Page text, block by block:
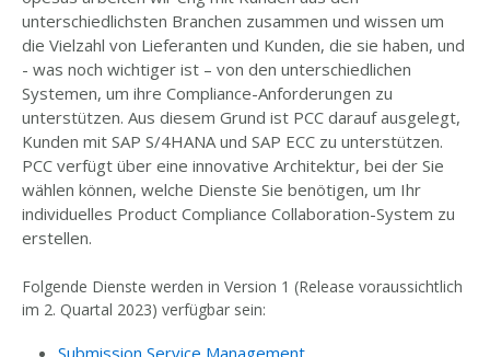
unterschiedlichsten Branchen zusammen und wissen um
die Vielzahl von Lieferanten und Kunden, die sie haben, und
- was noch wichtiger ist – von den unterschiedlichen
Systemen, um ihre Compliance-Anforderungen zu
unterstützen. Aus diesem Grund ist PCC darauf ausgelegt,
Kunden mit SAP S/4HANA und SAP ECC zu unterstützen.
PCC verfügt über eine innovative Architektur, bei der Sie
wählen können, welche Dienste Sie benötigen, um Ihr
individuelles Product Compliance Collaboration-System zu
erstellen.
Folgende Dienste werden in Version 1 (Release voraussichtlich
im 2. Quartal 2023) verfügbar sein: